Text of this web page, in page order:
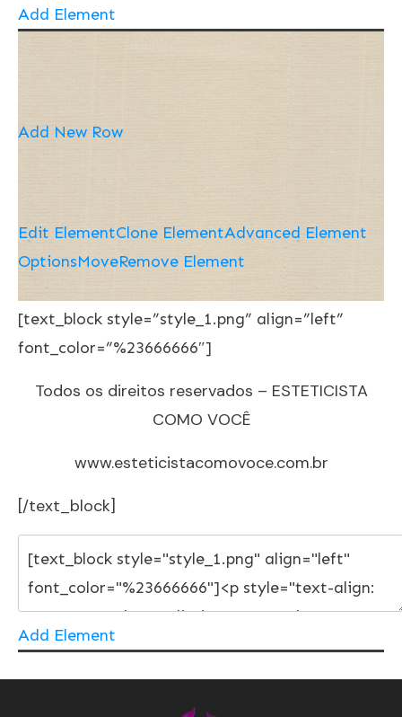
Add Element
Add New Row
Edit ElementClone ElementAdvanced Element
OptionsMoveRemove Element
[text_block style=”style_1.png” align=”left”
font_color=”%23666666″]
Todos os direitos reservados – ESTETICISTA
COMO VOCÊ
www.esteticistacomovoce.com.br
[/text_block]
Add Element